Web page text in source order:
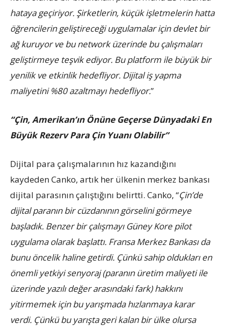
hataya geçiriyor. Şirketlerin, küçük işletmelerin hatta
öğrencilerin geliştireceği uygulamalar için devlet bir
ağ kuruyor ve bu network üzerinde bu çalışmaları
geliştirmeye teşvik ediyor. Bu platform ile büyük bir
yenilik ve etkinlik hedefliyor. Dijital iş yapma
maliyetini %80 azaltmayı hedefliyor.”
“Çin, Amerikan’ın Önüne Geçerse Dünyadaki En
Büyük Rezerv Para Çin Yuanı Olabilir”
Dijital para çalışmalarının hız kazandığını
kaydeden Canko, artık her ülkenin merkez bankası
dijital parasının çalıştığını belirtti. Canko, “Çin’de
dijital paranın bir cüzdanının görselini görmeye
başladık. Benzer bir çalışmayı Güney Kore pilot
uygulama olarak başlattı. Fransa Merkez Bankası da
bunu öncelik haline getirdi. Çünkü sahip oldukları en
önemli yetkiyi senyoraj (paranın üretim maliyeti ile
üzerinde yazılı değer arasındaki fark) hakkını
yitirmemek için bu yarışmada hızlanmaya karar
verdi. Çünkü bu yarışta geri kalan bir ülke olursa